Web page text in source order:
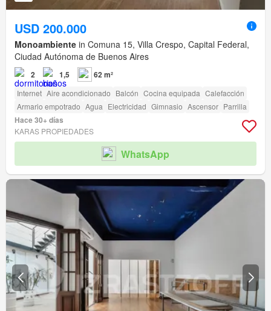
USD 200.000
Monoambiente in Comuna 15, Villa Crespo, Capital Federal,
Ciudad Autónoma de Buenos Aires
2 1,5 62 m²
Internet Aire acondicionado Balcón Cocina equipada Calefacción
Armario empotrado Agua Electricidad Gimnasio Ascensor Parrilla
Hace 30+ días
KARAS PROPIEDADES
WhatsApp